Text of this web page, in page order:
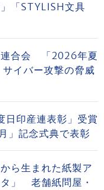
「STYLISH文具
連合会 「2026年夏
イバー攻撃の脅威
印産連表彰」受賞
記念式典で表彰
ら生まれた紙製ア
」 老舗紙問屋・